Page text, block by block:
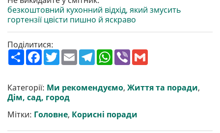
безкоштовний кухонний відхід, який змусить
гортензії цвісти пишно й яскраво
Поділитися:
П
о
р
и
т
F
a
b
o
o
T
w
e
r
E
m
l
T
e
g
r
W
h
s
A
V
r l
Категорії: Ми рекомендуємо, Життя та поради,
Дім, сад, город
Мітки: Головне, Корисні поради